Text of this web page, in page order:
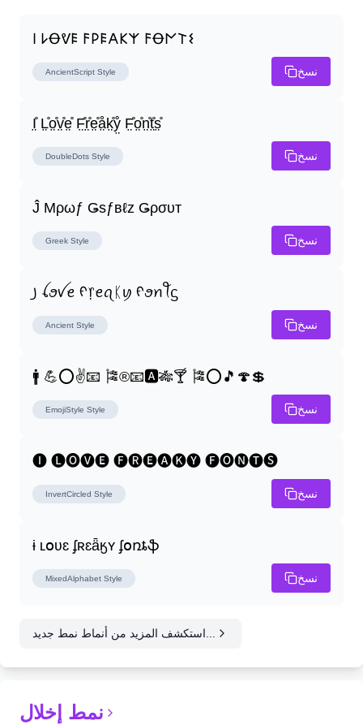
𐌉 𐌋Ꝋᕓ𐌄 𐌅𐌓𐌄𐌀𐌊𐌙 𐌅Ꝋ𐌍𐌕𐌔
AncientScript Style نسخ
I̤̊ L̤̊o̤̊v̤̊e̤̊ F̤̊r̤̊e̤̊å̤k̤̊ẙ̤ F̤̊o̤̊n̤̊t̤̊s̤̊
DoubleDots Style نسخ
Ĵ Μρωƒ Ǥѕƒвℓz Ǥρσυт
Greek Style نسخ
꠸ ꪶꪮꪜꫀ ᠻ᥅ꫀꪖᛕꪗ ᠻꪮꪀꪻᦓ
Ancient Style نسخ
🚹 💪⭕✌📧 🎏®📧🅰🎋🍸 🎏⭕🎵🍄💲
EmojiStyle Style نسخ
🅘 🅛🅞🅥🅔 🅕🅡🅔🅐🅚🅨 🅕🅞🅝🅣🅢
InvertCircled Style نسخ
ɨ ʟօʋɛ ʄʀɛǟӄʏ ʄօռȶֆ
MixedAlphabet Style نسخ
نمط إخلال